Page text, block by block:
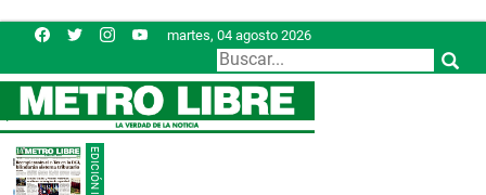
martes, 04 agosto 2026